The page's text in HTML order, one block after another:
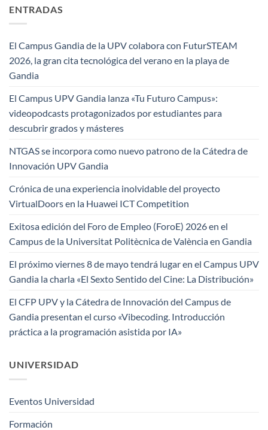
ENTRADAS
El Campus Gandia de la UPV colabora con FuturSTEAM
2026, la gran cita tecnológica del verano en la playa de
Gandia
El Campus UPV Gandia lanza «Tu Futuro Campus»:
videopodcasts protagonizados por estudiantes para
descubrir grados y másteres
NTGAS se incorpora como nuevo patrono de la Cátedra de
Innovación UPV Gandia
Crónica de una experiencia inolvidable del proyecto
VirtualDoors en la Huawei ICT Competition
Exitosa edición del Foro de Empleo (ForoE) 2026 en el
Campus de la Universitat Politècnica de València en Gandia
El próximo viernes 8 de mayo tendrá lugar en el Campus UPV
Gandia la charla «El Sexto Sentido del Cine: La Distribución»
El CFP UPV y la Cátedra de Innovación del Campus de
Gandia presentan el curso «Vibecoding. Introducción
práctica a la programación asistida por IA»
UNIVERSIDAD
Eventos Universidad
Formación